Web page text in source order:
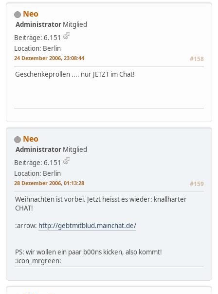
Neo
Administrator Mitglied
Beiträge: 6.151
Location: Berlin
24 Dezember 2006, 23:08:44 #158
Geschenkeprollen .... nur JETZT im Chat!
Neo
Administrator Mitglied
Beiträge: 6.151
Location: Berlin
28 Dezember 2006, 01:13:28 #159
Weihnachten ist vorbei. Jetzt heisst es wieder: knallharter
CHAT!
:arrow: http://gebtmitblud.mainchat.de/
PS: wir wollen ein paar b00ns kicken, also kommt!
:icon_mrgreen: